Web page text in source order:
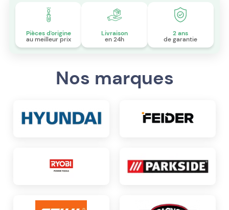
Pièces d'origine
au meilleur prix
Livraison
en 24h
2 ans
de garantie
Nos marques